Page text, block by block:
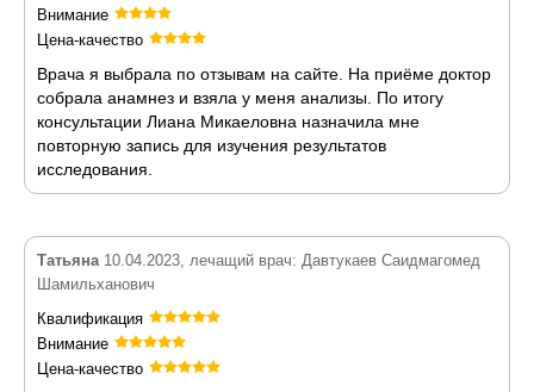
Внимание
Цена-качество
Врача я выбрала по отзывам на сайте. На приёме доктор
собрала анамнез и взяла у меня анализы. По итогу
консультации Лиана Микаеловна назначила мне
повторную запись для изучения результатов
исследования.
Татьяна10.04.2023, лечащий врач: Давтукаев Саидмагомед
Шамильханович
Квалификация
Внимание
Цена-качество